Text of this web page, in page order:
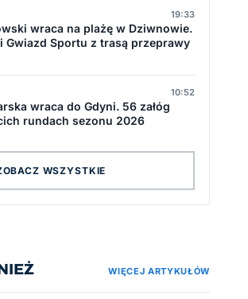
19:33
wraca na plażę w Dziwnowie.
Gwiazd Sportu z trasą przeprawy
10:52
wraca do Gdyni. 56 załóg
rundach sezonu 2026
WSZYSTKIE
WIĘCEJ ARTYKUŁÓW